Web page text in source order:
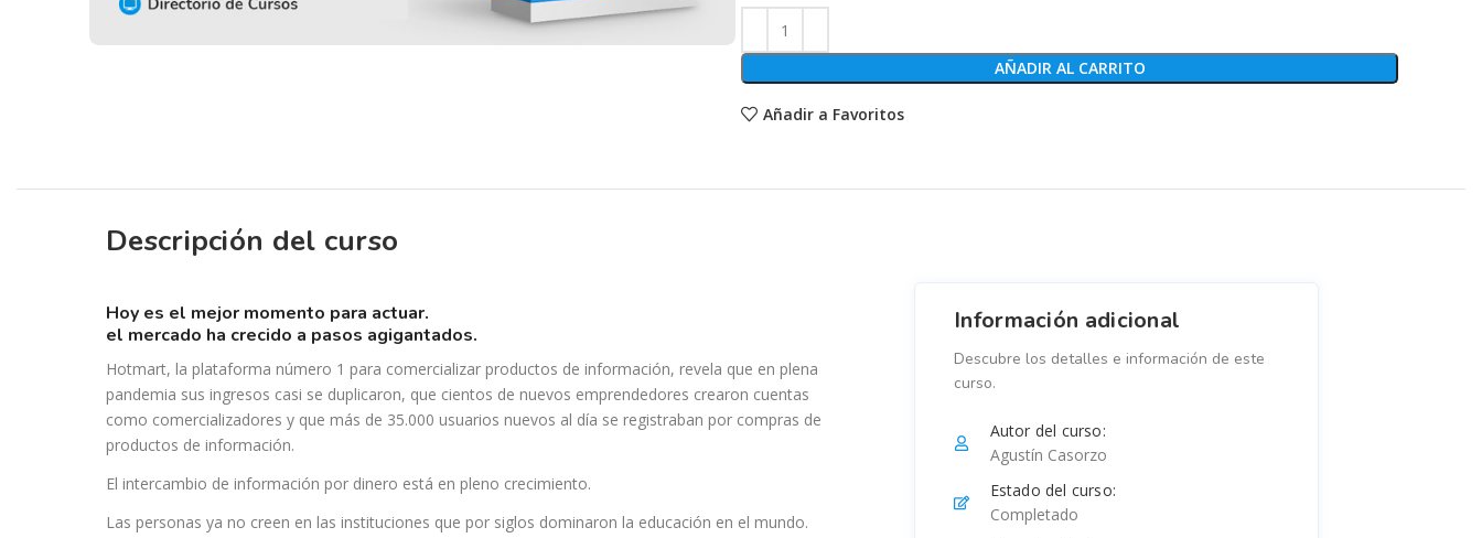
AÑADIR AL CARRITO
Añadir a Favoritos
Descripción del curso
hoy es el mejor momento para actuar.
el mercado ha crecido a pasos agigantados.
Hotmart, la plataforma número 1 para comercializar productos de información, revela que en plena
pandemia sus ingresos casi se duplicaron, que cientos de nuevos emprendedores crearon cuentas
como comercializadores y que más de 35.000 usuarios nuevos al día se registraban por compras de
productos de información.
El intercambio de información por dinero está en pleno crecimiento.
Las personas ya no creen en las instituciones que por siglos dominaron la educación en el mundo.
Información adicional
Descubre los detalles e información de este
curso.
Autor del curso:
Agustín Casorzo
Estado del curso:
Completado